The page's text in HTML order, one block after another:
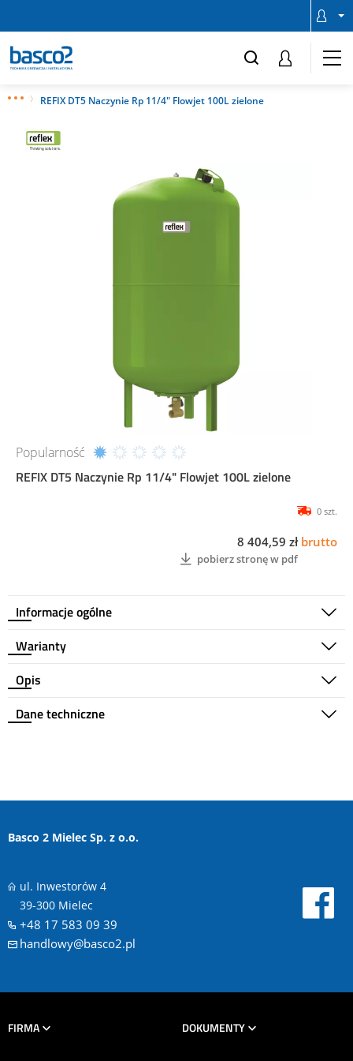
REFIX DT5 Naczynie Rp 11/4" Flowjet 100L zielone
Popularność
REFIX DT5 Naczynie Rp 11/4" Flowjet 100L zielone
Informacje ogólne
0 szt.
8 404,59 zł brutto
pobierz stronę w pdf
Warianty
Opis
Dane techniczne
Basco 2 Mielec Sp. z o.o.
ul. Inwestorów 4
39-300 Mielec
+48 17 583 09 39
handlowy@basco2.pl
FIRMA DOKUMENTY